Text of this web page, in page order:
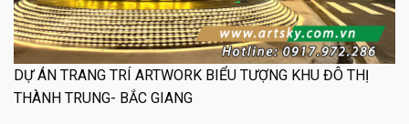
DỰ ÁN TRANG TRÍ ARTWORK BIỂU TƯỢNG KHU ĐÔ THỊ
THÀNH TRUNG- BẮC GIANG